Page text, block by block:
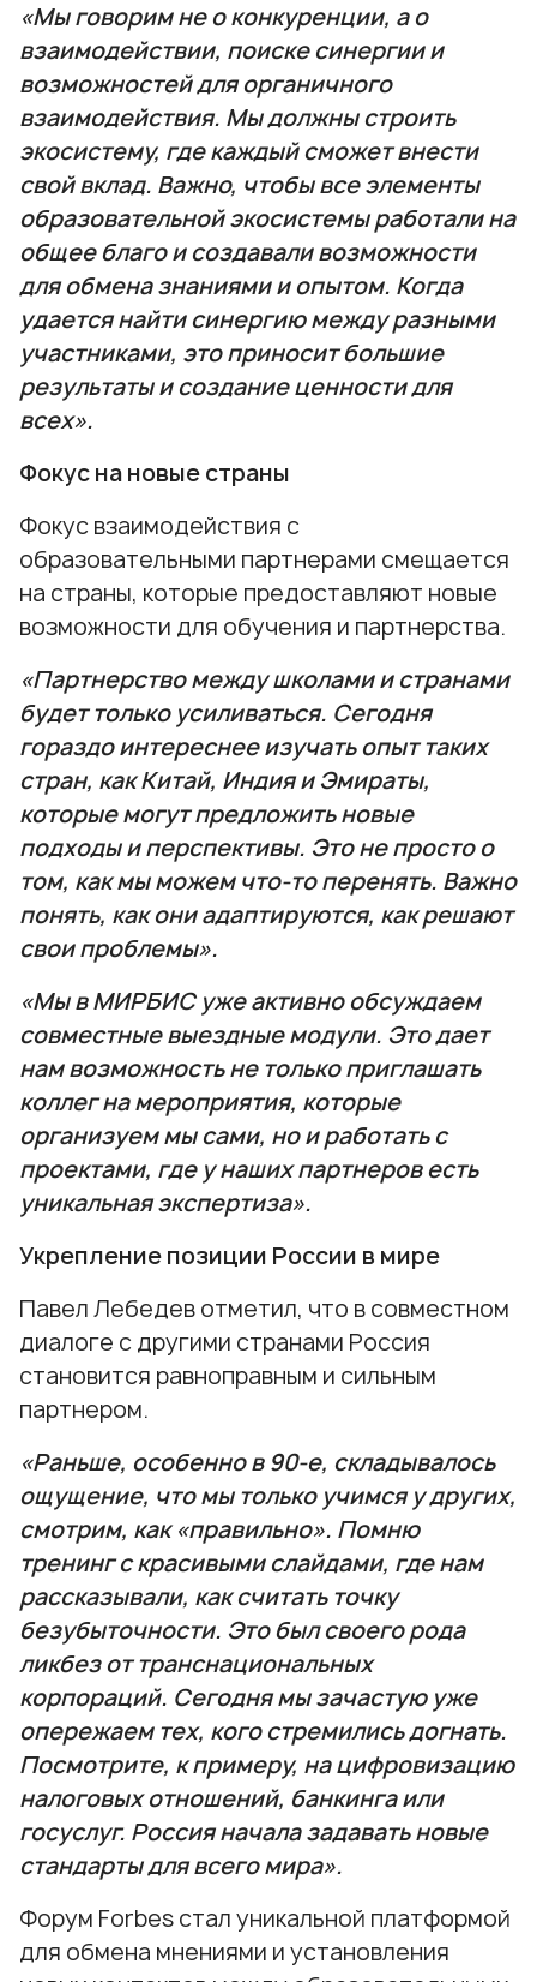
«Мы говорим не о конкуренции, а о
взаимодействии, поиске синергии и
возможностей для органичного
взаимодействия. Мы должны строить
экосистему, где каждый сможет внести
свой вклад. Важно, чтобы все элементы
образовательной экосистемы работали на
общее благо и создавали возможности
для обмена знаниями и опытом. Когда
удается найти синергию между разными
участниками, это приносит большие
результаты и создание ценности для
всех».
Фокус на новые страны
Фокус взаимодействия с
образовательными партнерами смещается
на страны, которые предоставляют новые
возможности для обучения и партнерства.
«Партнерство между школами и странами
будет только усиливаться. Сегодня
гораздо интереснее изучать опыт таких
стран, как Китай, Индия и Эмираты,
которые могут предложить новые
подходы и перспективы. Это не просто о
том, как мы можем что-то перенять. Важно
понять, как они адаптируются, как решают
свои проблемы».
«Мы в МИРБИС уже активно обсуждаем
совместные выездные модули. Это дает
нам возможность не только приглашать
коллег на мероприятия, которые
организуем мы сами, но и работать с
проектами, где у наших партнеров есть
уникальная экспертиза».
Укрепление позиции России в мире
Павел Лебедев отметил, что в совместном
диалоге с другими странами Россия
становится равноправным и сильным
партнером.
«Раньше, особенно в 90-е, складывалось
ощущение, что мы только учимся у других,
смотрим, как «правильно». Помню
тренинг с красивыми слайдами, где нам
рассказывали, как считать точку
безубыточности. Это был своего рода
ликбез от транснациональных
корпораций. Сегодня мы зачастую уже
опережаем тех, кого стремились догнать.
Посмотрите, к примеру, на цифровизацию
налоговых отношений, банкинга или
госуслуг. Россия начала задавать новые
стандарты для всего мира».
Форум Forbes стал уникальной платформой
для обмена мнениями и установления